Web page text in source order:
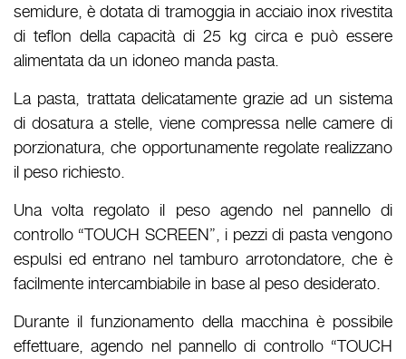
semidure, è dotata di tramoggia in acciaio inox rivestita
di teflon della capacità di 25 kg circa e può essere
alimentata da un idoneo manda pasta.
La pasta, trattata delicatamente grazie ad un sistema
di dosatura a stelle, viene compressa nelle camere di
porzionatura, che opportunamente regolate realizzano
il peso richiesto.
Una volta regolato il peso agendo nel pannello di
controllo “TOUCH SCREEN”, i pezzi di pasta vengono
espulsi ed entrano nel tamburo arrotondatore, che è
facilmente intercambiabile in base al peso desiderato.
Durante il funzionamento della macchina è possibile
effettuare, agendo nel pannello di controllo “TOUCH